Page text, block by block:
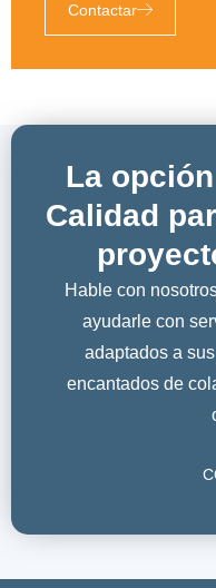
Contactar
La
Calidad
Hable con
ayudarle con
adaptados a
encantados de